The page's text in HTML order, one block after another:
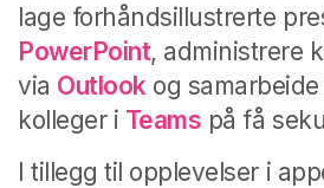
lage forhåndsillustrerte
PowerPoint, administrere
via Outlook og
kolleger i Teams på få
I tillegg til opplevelser i